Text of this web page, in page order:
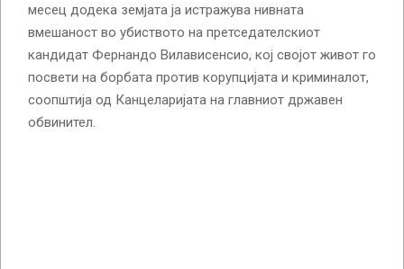
месец додека земјата ја истражува нивната
вмешаност во убиството на претседателскиот
кандидат Фернандо Вилависенсио, кој својот живот го
посвети на борбата против корупцијата и криминалот,
соопштија од Канцеларијата на главниот државен
обвинител.